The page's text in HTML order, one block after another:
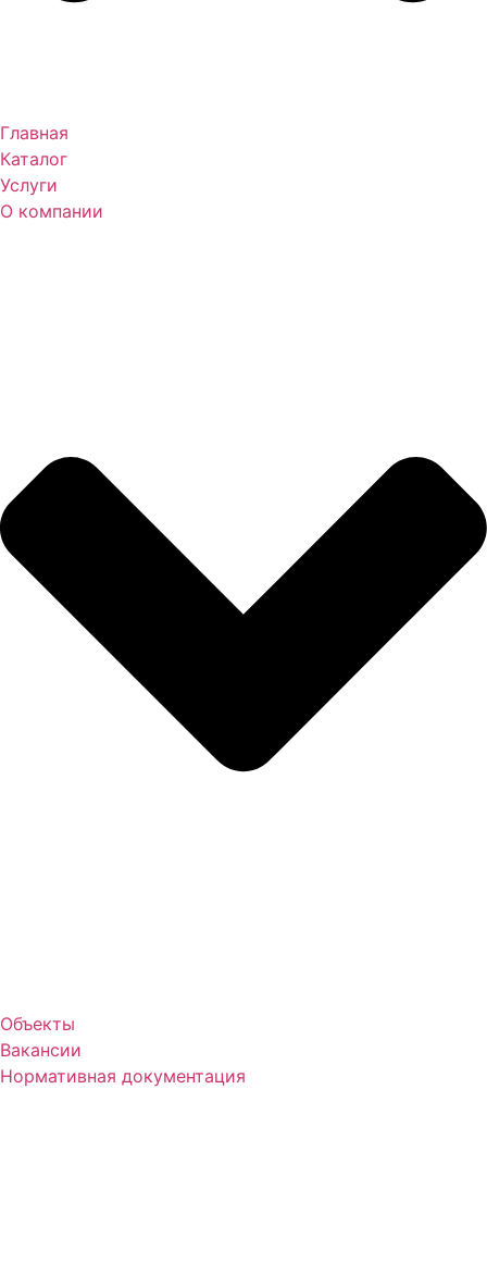
Главная
Каталог
Услуги
О компании
Объекты
Вакансии
Нормативная документация